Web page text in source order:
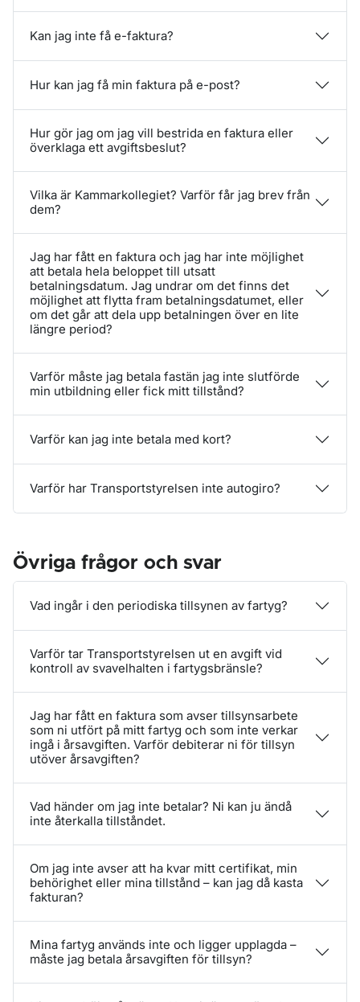
Kan jag inte få e-faktura?
Hur kan jag få min faktura på e-post?
Hur gör jag om jag vill bestrida en faktura eller
överklaga ett avgiftsbeslut?
Vilka är Kammarkollegiet? Varför får jag brev från
dem?
Jag har fått en faktura och jag har inte möjlighet
att betala hela beloppet till utsatt
betalningsdatum. Jag undrar om det finns det
möjlighet att flytta fram betalningsdatumet, eller
om det går att dela upp betalningen över en lite
längre period?
Varför måste jag betala fastän jag inte slutförde
min utbildning eller fick mitt tillstånd?
Varför kan jag inte betala med kort?
Varför har Transportstyrelsen inte autogiro?
Övriga frågor och svar
Vad ingår i den periodiska tillsynen av fartyg?
Varför tar Transportstyrelsen ut en avgift vid
kontroll av svavelhalten i fartygsbränsle?
Jag har fått en faktura som avser tillsynsarbete
som ni utfört på mitt fartyg och som inte verkar
ingå i årsavgiften. Varför debiterar ni för tillsyn
utöver årsavgiften?
Vad händer om jag inte betalar? Ni kan ju ändå
inte återkalla tillståndet.
Om jag inte avser att ha kvar mitt certifikat, min
behörighet eller mina tillstånd – kan jag då kasta
fakturan?
Mina fartyg används inte och ligger upplagda –
måste jag betala årsavgiften för tillsyn?